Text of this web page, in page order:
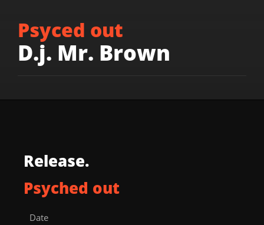
Psyced out
D.j. Mr. Brown
Release.
Psyched out
Date